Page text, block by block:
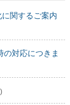
関するご案内
対応につきま